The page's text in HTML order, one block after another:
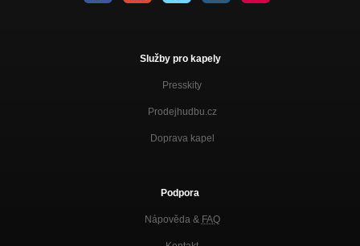
Služby pro kapely
Presskity
Prodejhudbu.cz
Doprava kapel
Podpora
Nápověda & FAQ